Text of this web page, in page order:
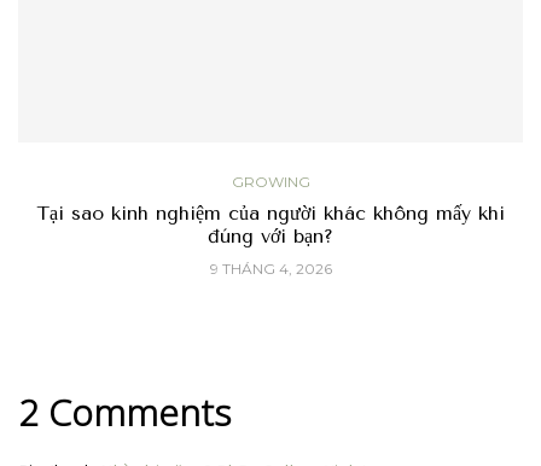
GROWING
Tại sao kinh nghiệm của người khác không mấy khi
đúng với bạn?
9 THÁNG 4, 2026
2 Comments